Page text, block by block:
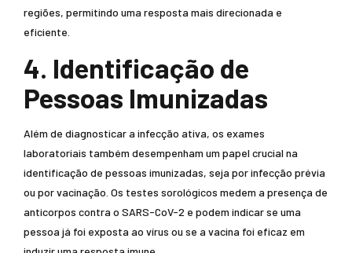
regiões, permitindo uma resposta mais direcionada e
eficiente.
4. Identificação de
Pessoas Imunizadas
Além de diagnosticar a infecção ativa, os exames
laboratoriais também desempenham um papel crucial na
identificação de pessoas imunizadas, seja por infecção prévia
ou por vacinação. Os testes sorológicos medem a presença de
anticorpos contra o SARS-CoV-2 e podem indicar se uma
pessoa já foi exposta ao vírus ou se a vacina foi eficaz em